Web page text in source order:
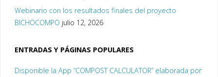
Webinario con los resultados finales del proyecto
BICHOCOMPO julio 12, 2026
ENTRADAS Y PÁGINAS POPULARES
Disponible la App “COMPOST CALCULATOR” elaborada por